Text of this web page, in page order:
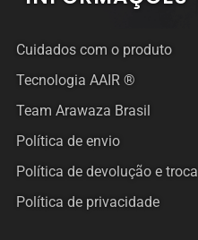
Cuidados com o produto
Tecnologia AAIR ®
Team Arawaza Brasil
Política de envio
Política de devolução e troca
Política de privacidade